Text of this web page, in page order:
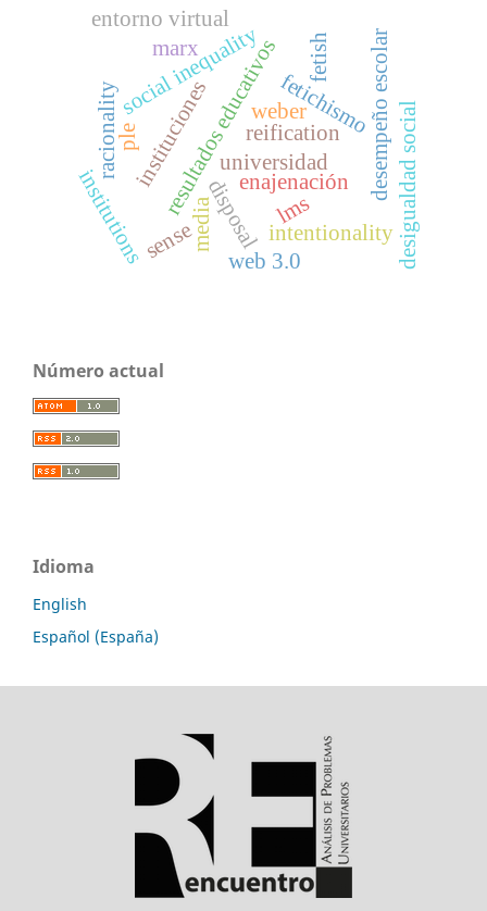
universidad
fetichismo
resultados educativos desempeño escolar
social inequality
desigualdad social
racionality weber
institutions
instituciones
fetish
disposal
reification
enajenación
marx
media
ple
lms
entorno virtual
web 3.0
intentionality
sense
Número actual
Idioma
English
Español (España)